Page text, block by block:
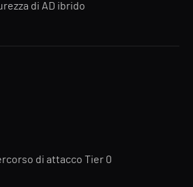
di AD ibrido
di attacco Tier 0